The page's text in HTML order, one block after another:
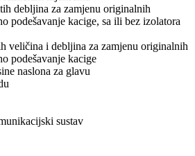
debljina za zamjenu originalnih
podešavanje kacige, sa ili bez izolatora
veličina i debljina za zamjenu originalnih
podešavanje kacige
naslona za glavu
sustav